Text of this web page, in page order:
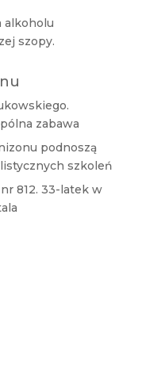
alkoholu
szopy.
zabawa
podnoszą
szkoleń
812. 33-latek w